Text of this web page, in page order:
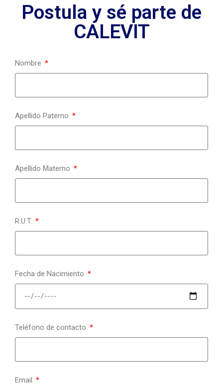
Postula y sé parte de
CALEVIT
Nombre
Apellido Paterno
Apellido Materno
R.U.T.
Fecha de Nacimiento
Teléfono de contacto
Email